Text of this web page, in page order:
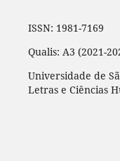
ISSN: 1981-7169
Qualis: A3 (2021-
Universidade de
Letras e Ciências